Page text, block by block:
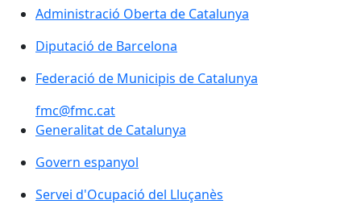
Administració Oberta de Catalunya
Administració Oberta de Catalunya
Diputació de Barcelona
Diputació de Barcelona
Federació de Municipis de Catalunya
Federació de Municipis de Catalunya
fmc@fmc.cat
Generalitat de Catalunya
Generalitat de Catalunya
Govern espanyol
Govern espanyol
Servei d'Ocupació del Lluçanès